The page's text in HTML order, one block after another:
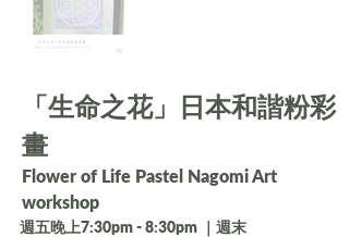
「生命之花」日本和諧粉彩
畫
Flower of Life Pastel Nagomi Art
workshop
週五晚上7:30pm - 8:30pm ｜週末